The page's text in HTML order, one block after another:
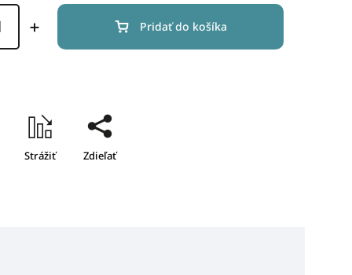
Pridať do košíka
Strážiť Zdieľať